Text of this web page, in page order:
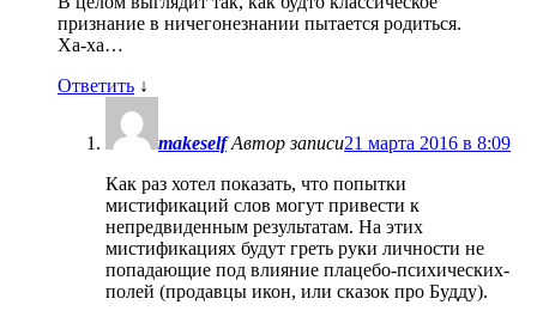
признание в ничегонезнании пытается родиться.
Ха-ха…
Ответить ↓
makeself Автор записи21 марта 2016 в 8:09
Как раз хотел показать, что попытки
мистификаций слов могут привести к
непредвиденным результатам. На этих
мистификациях будут греть руки личности не
попадающие под влияние плацебо-психических-
полей (продавцы икон, или сказок про Будду).